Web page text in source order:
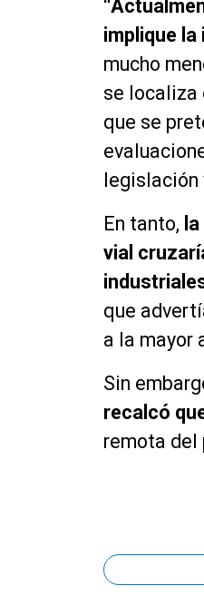
implique
mucho
se localiza
que se
legislación
En tanto,
vial
que
a la mayor
Sin
recalcó
remota del